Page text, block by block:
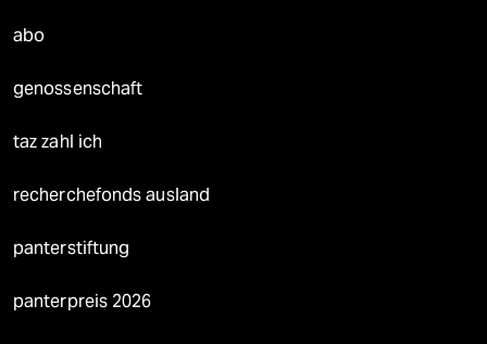
abo
genossenschaft
taz zahl ich
recherchefonds ausland
panterstiftung
panterpreis 2026